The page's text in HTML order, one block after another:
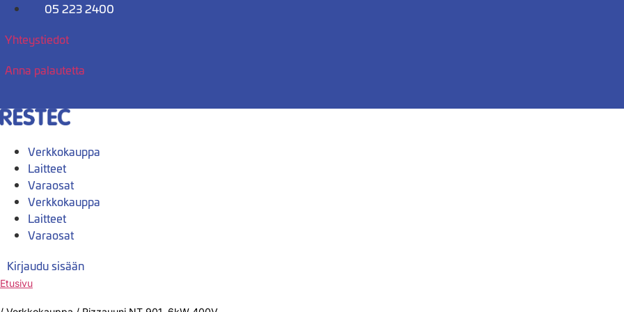
Mene
05 223 2400
Yhteystiedot
Anna palautetta
Verkkokauppa
Laitteet
Varaosat
Verkkokauppa
Laitteet
Varaosat
Kirjaudu sisään
Etusivu